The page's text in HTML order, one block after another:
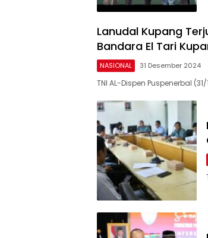
Lanudal Kupang
Bandara El Tari
NASIONAL 31 Desember 2024
TNI AL-Dispen Puspenerbal